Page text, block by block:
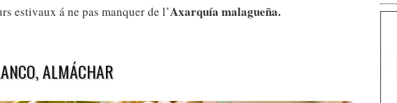
estivaux á ne pas manquer de l’Axarquía malagueña.
ALMÁCHAR